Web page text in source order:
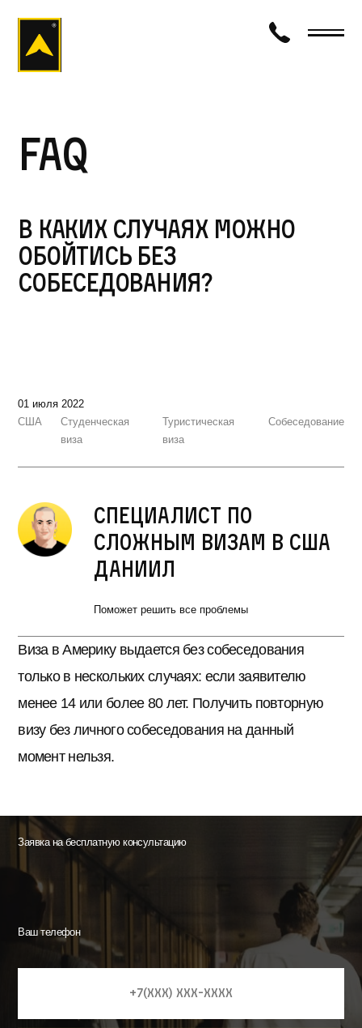
FAQ
В каких случаях можно
обойтись без
собеседования?
01 июля 2022
США
Студенческая
виза
Туристическая
виза
Собеседование
Специалист по
сложным визам в США
Даниил
Поможет решить все проблемы
Виза в Америку выдается без собеседования
только в нескольких случаях: если заявителю
менее 14 или более 80 лет. Получить повторную
визу без личного собеседования на данный
момент нельзя.
Заявка на бесплатную консультацию
Ваш телефон